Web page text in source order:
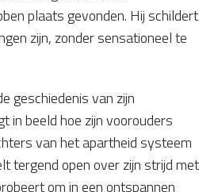
plaats gevonden. Hij schildert
zijn, zonder sensationeel te
geschiedenis van zijn
in beeld hoe zijn voorouders
van het apartheid systeem
tergend open over zijn strijd met
om in een ontspannen